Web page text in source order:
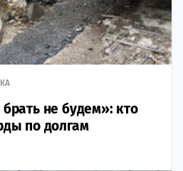
не будем»: кто
по долгам